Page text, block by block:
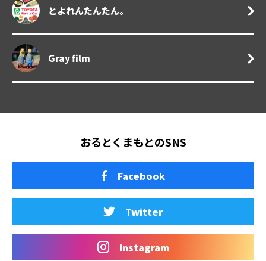
とよれんたんたん。
Gray film
おるとくまもとのSNS
Facebook
Twitter
Instagram